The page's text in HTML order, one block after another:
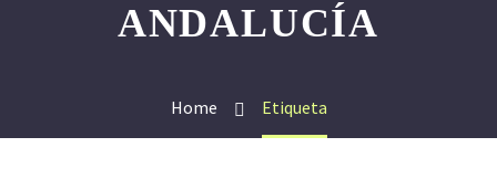
ANDALUCÍA
Home Etiqueta